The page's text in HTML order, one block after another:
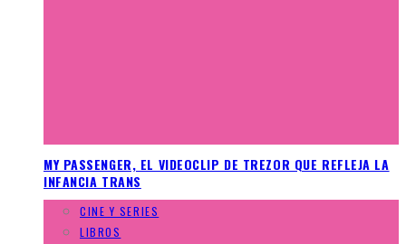
MY PASSENGER, EL VIDEOCLIP DE TREZOR QUE REFLEJA LA
INFANCIA TRANS
CINE Y SERIES
LIBROS